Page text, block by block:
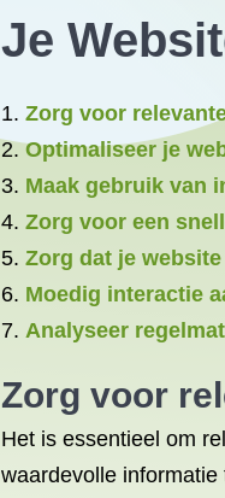
Je
Zorg voor
Optimaliseer je
Maak gebruik van
Zorg voor een
Zorg dat je
Moedig interactie
Analyseer
Zorg voor
Het is essentieel om
waardevolle